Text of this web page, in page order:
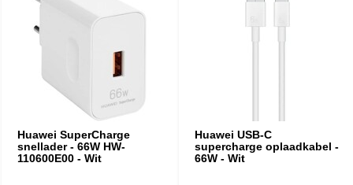
Huawei SuperCharge
snellader - 66W HW-
110600E00 - Wit
Huawei USB-C
supercharge oplaadkabel -
66W - Wit